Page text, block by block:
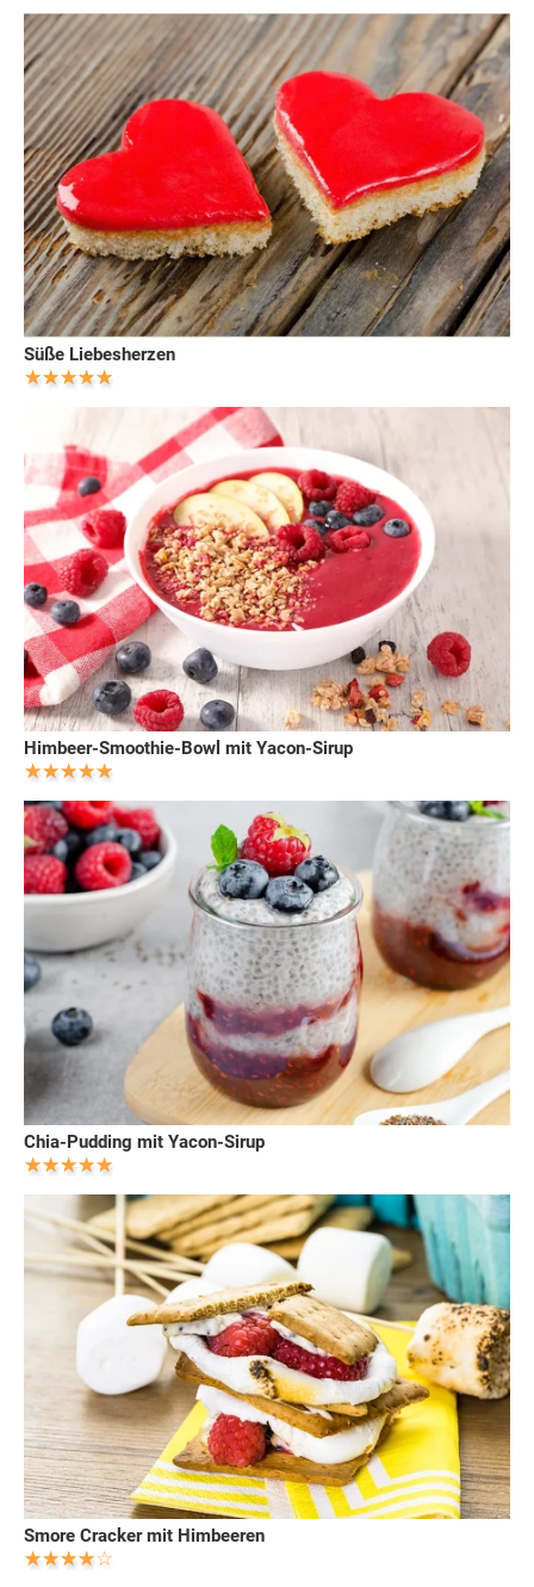
Süße Liebesherzen
Himbeer-Smoothie-Bowl mit Yacon-Sirup
Chia-Pudding mit Yacon-Sirup
Smore Cracker mit Himbeeren